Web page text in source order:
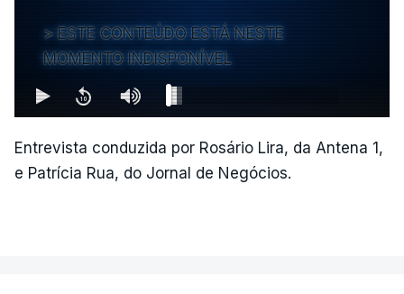
ESTE CONTEÚDO ESTÁ NESTE
MOMENTO INDISPONÍVEL
Entrevista conduzida por Rosário Lira, da Antena 1,
e Patrícia Rua, do Jornal de Negócios.